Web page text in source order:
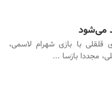
می‌شود
قلقلی با بازی شهرام لاسمی،
مجددا بازسا ...